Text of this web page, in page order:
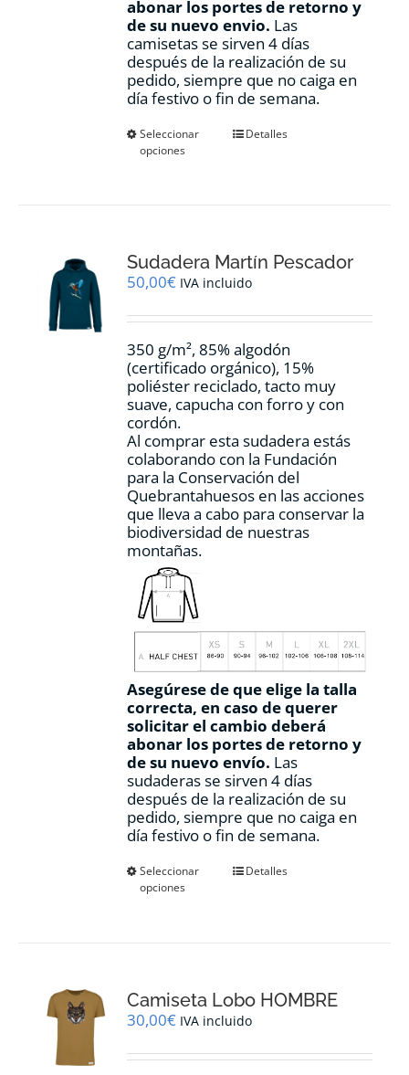
abonar los portes de retorno y
de su nuevo envio. Las
camisetas se sirven 4 días
después de la realización de su
pedido, siempre que no caiga en
día festivo o fin de semana.
Seleccionar
opciones
Este
se
pueden
en
página
de
producto
Detalles
Sudadera Martín Pescador
50,00€ IVA incluido
350 g/m², 85% algodón
(certificado orgánico), 15%
poliéster reciclado, tacto muy
suave, capucha con forro y con
cordón.
Al comprar esta sudadera estás
colaborando con la Fundación
para la Conservación del
Quebrantahuesos en las acciones
que lleva a cabo para conservar la
biodiversidad de nuestras
montañas.
Asegúrese de que elige la talla
correcta, en caso de querer
solicitar el cambio deberá
abonar los portes de retorno y
de su nuevo envío. Las
sudaderas se sirven 4 días
después de la realización de su
pedido, siempre que no caiga en
día festivo o fin de semana.
Seleccionar
opciones
Este
se
pueden
en
Detalles
Camiseta Lobo HOMBRE
30,00€ IVA incluido